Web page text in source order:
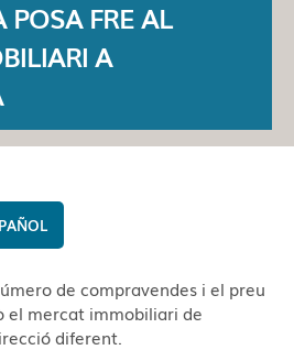
POSA FRE AL
A
de compravendes i el preu
el mercat immobiliari de
diferent.